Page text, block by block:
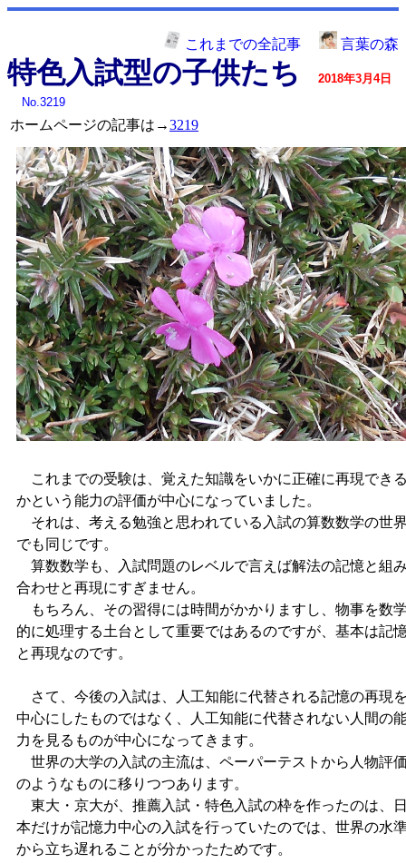
これまでの全記事 言葉の森
特色入試型の子供たち
2018年3月4日
No.3219
ホームページの記事は→3219
これまでの受験は、覚えた知識をいかに正確に再現でき
かという能力の評価が中心になっていました。
それは、考える勉強と思われている入試の算数数学の世
でも同じです。
算数数学も、入試問題のレベルで言えば解法の記憶と組
合わせと再現にすぎません。
もちろん、その習得には時間がかかりますし、物事を数
的に処理する土台として重要ではあるのですが、基本は記
と再現なのです。
さて、今後の入試は、人工知能に代替される記憶の再現
中心にしたものではなく、人工知能に代替されない人間の
力を見るものが中心になってきます。
世界の大学の入試の主流は、ペーパーテストから人物評
のようなものに移りつつあります。
東大・京大が、推薦入試・特色入試の枠を作ったのは、
本だけが記憶力中心の入試を行っていたのでは、世界の水
から立ち遅れることが分かったためです。